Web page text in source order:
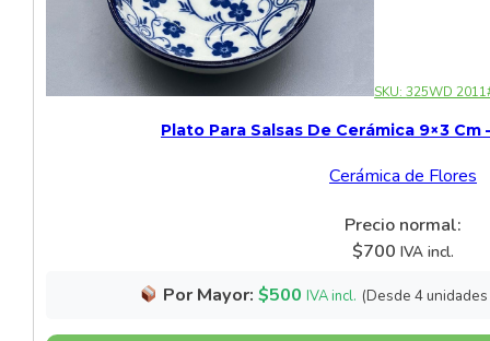
Cerámica Gris
Cerámica Negra
Cerámica Verde
Set de Cerámica Negra
SKU:325WD
Plato Para Salsas De Cerámica 9×3 Cm
Cerámica de Flores
Precio normal:
$700 IVA incl.
Por Mayor: $500 IVA incl. (Desde 4